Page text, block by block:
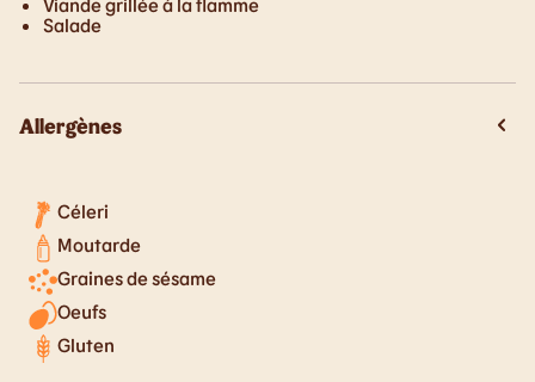
Salade
Allergènes
Céleri
Moutarde
Graines de sésame
Oeufs
Gluten